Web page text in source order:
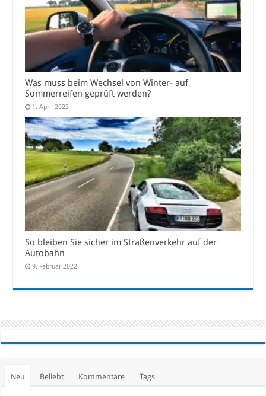
Was muss beim Wechsel von Winter- auf
Sommerreifen geprüft werden?
1. April 2023
So bleiben Sie sicher im Straßenverkehr auf der
Autobahn
9. Februar 2022
Neu Beliebt Kommentare Tags